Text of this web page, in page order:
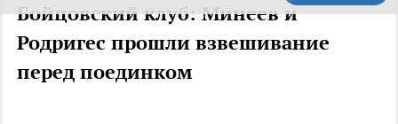
Бойцовский клуб: Минеев и
Родригес прошли взвешивание
перед поединком